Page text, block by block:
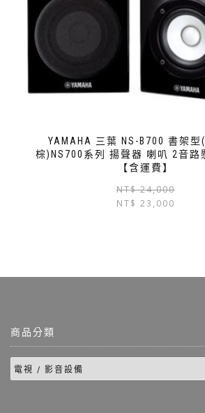
YAMAHA 三葉 NS-B700 書架
棕)NS700系列 揚聲器 喇叭 2音路
【含運費】
NT$24,000
NT$ 23,000
商品分類